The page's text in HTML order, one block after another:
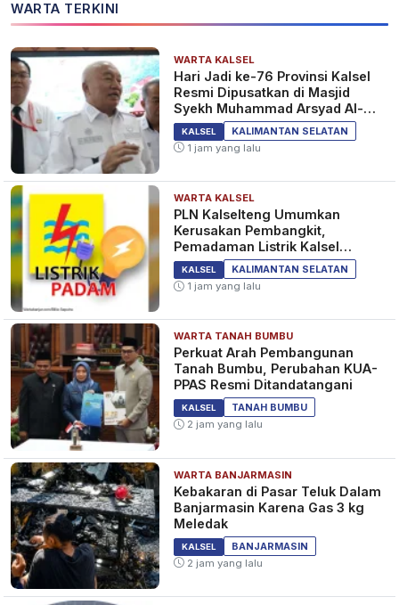
Beskap Saat Pernikahan
Balita ini Juga
Sebentar Lagi Menikah,
Kaesang Beberkan Makanan
di Pesta Pernikahannya
13 CCTV Dipasang di Beberapa
Titik Jelang Pernikahan
Gudono
Kaesang Pangarep dan Erina
Gudono Unggah Foto Pakai
di Stadion Manahan Solo, Kode
Tanggal Pernikahan?
WARTA TERKINI
WARTA KALSEL
Hari Jadi ke-76 Provinsi Kalsel
Resmi Dipusatkan di Masjid
Syekh Muhammad Arsyad Al-
Banjari
KALSEL
KALIMANTAN SELATAN
1 jam yang lalu
WARTA KALSEL
PLN Kalselteng Umumkan
Kerusakan Pembangkit,
Pemadaman Listrik Kalsel
Diperpanjang?
KALSEL
KALIMANTAN SELATAN
1 jam yang lalu
WARTA TANAH BUMBU
Perkuat Arah Pembangunan
Tanah Bumbu, Perubahan KUA-
PPAS Resmi Ditandatangani
KALSEL
TANAH BUMBU
2 jam yang lalu
WARTA BANJARMASIN
Kebakaran di Pasar Teluk Dalam
Banjarmasin Karena Gas 3 kg
Meledak
KALSEL
BANJARMASIN
2 jam yang lalu